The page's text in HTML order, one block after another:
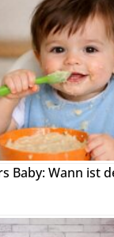
Baby: Wann ist